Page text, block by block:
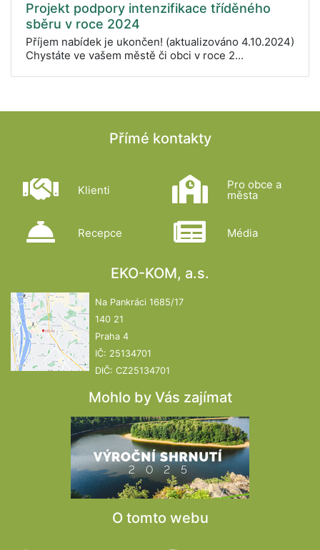
Projekt podpory intenzifikace tříděného
sběru v roce 2024
Příjem nabídek je ukončen! (aktualizováno 4.10.2024)
Chystáte ve vašem městě či obci v roce 2...
Přímé kontakty
Klienti Pro obce a
města
Recepce Média
EKO-KOM, a.s.
Na Pankráci 1685/17
140 21
Praha 4
IČ: 25134701
DIČ: CZ25134701
Mohlo by Vás zajímat
O tomto webu